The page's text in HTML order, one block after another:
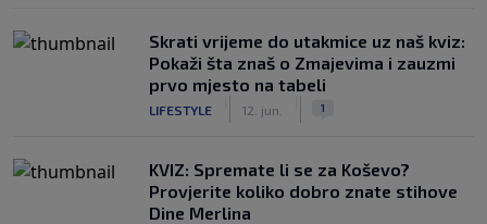
Skrati vrijeme do utakmice uz naš kviz:
Pokaži šta znaš o Zmajevima i zauzmi
prvo mjesto na tabeli
LIFESTYLE 12. jun. 1
KVIZ: Spremate li se za Koševo?
Provjerite koliko dobro znate stihove
Dine Merlina